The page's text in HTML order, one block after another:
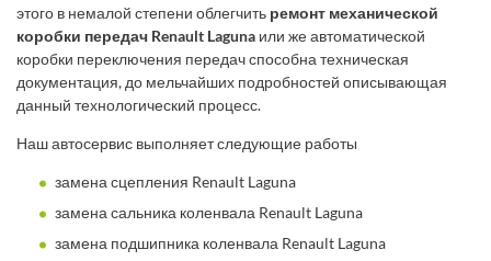
этого в немалой степени облегчить ремонт механической
коробки передач Renault Laguna или же автоматической
коробки переключения передач способна техническая
документация, до мельчайших подробностей описывающая
данный технологический процесс.
Наш автосервис выполняет следующие работы
замена сцепления Renault Laguna
замена сальника коленвала Renault Laguna
замена подшипника коленвала Renault Laguna